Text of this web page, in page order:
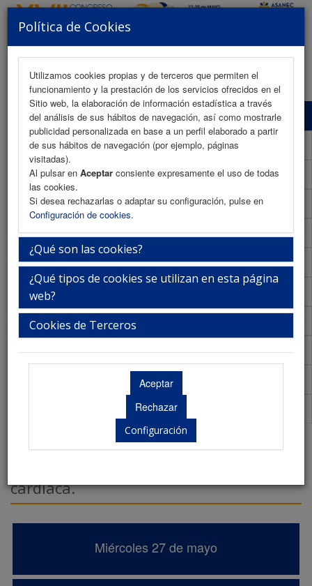
Política de Cookies
Utilizamos cookies propias y de terceros que permiten el
funcionamiento y la prestación de los servicios ofrecidos en el
Sitio web, la elaboración de información estadística a través
del análisis de sus hábitos de navegación, así como mostrarle
publicidad personalizada en base a un perfil elaborado a partir
de sus hábitos de navegación (por ejemplo, páginas
visitadas).
Al pulsar en Aceptar consiente expresamente el uso de todas
las cookies.
Si desea rechazarlas o adaptar su configuración, pulse en
Configuración de cookies.
¿Qué son las cookies?
¿Qué tipos de cookies se utilizan en esta página
web?
Cookies de Terceros
Configuración
MENU
Programa Científico
Programa Científico (PDF)
Cronograma Programa Científico
Normativa comunicaciones
Envío de comunicaciones
Descargar normativa
Plantilla
Talleres
Aula Virtual de Comunicaciones
URM en la Insuficiencia Cardíaca.
cardíaca.
Miércoles 27 de mayo